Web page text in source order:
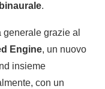
.
grazie al
Engine, un nuovo
insieme
con un